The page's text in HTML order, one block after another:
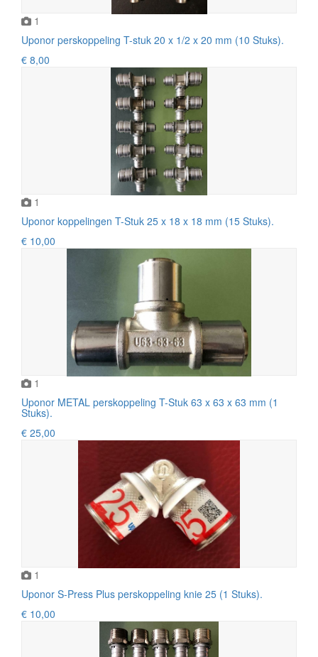
1
Uponor perskoppeling T-stuk 20 x 1/2 x 20 mm (10 Stuks).
€ 8,00
1
Uponor koppelingen T-Stuk 25 x 18 x 18 mm (15 Stuks).
€ 10,00
1
Uponor METAL perskoppeling T-Stuk 63 x 63 x 63 mm (1
Stuks).
€ 25,00
1
Uponor S-Press Plus perskoppeling knie 25 (1 Stuks).
€ 10,00